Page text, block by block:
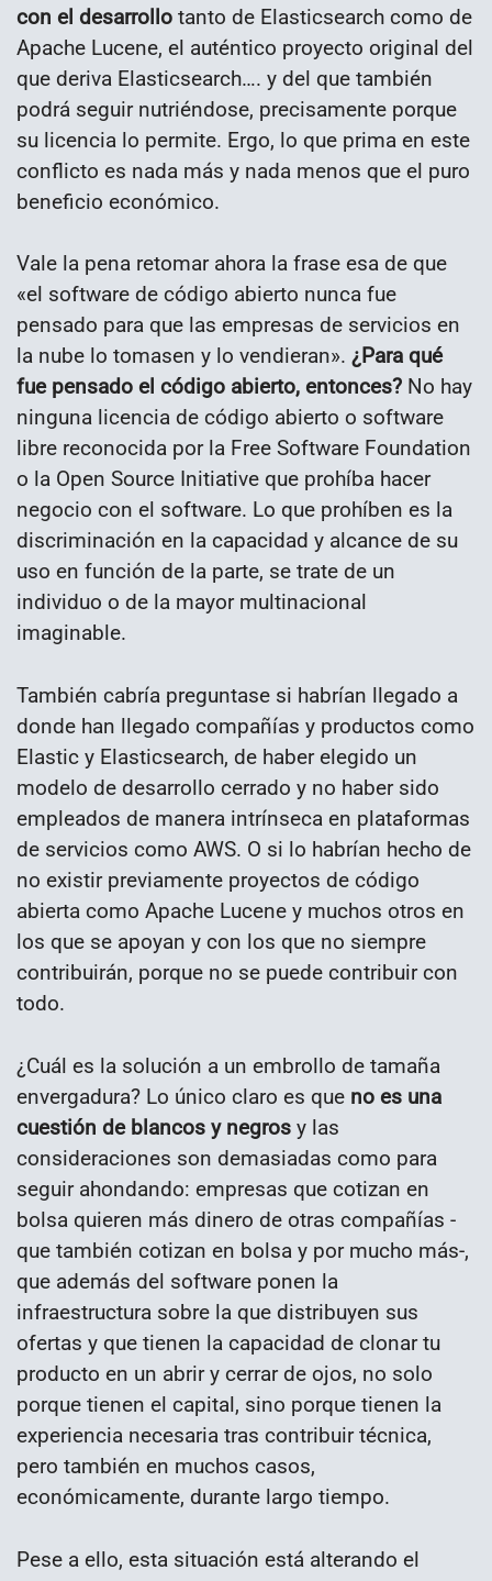
con el desarrollo tanto de Elasticsearch como de
Apache Lucene, el auténtico proyecto original del
que deriva Elasticsearch…. y del que también
podrá seguir nutriéndose, precisamente porque
su licencia lo permite. Ergo, lo que prima en este
conflicto es nada más y nada menos que el puro
beneficio económico.
Vale la pena retomar ahora la frase esa de que
«el software de código abierto nunca fue
pensado para que las empresas de servicios en
la nube lo tomasen y lo vendieran». ¿Para qué
fue pensado el código abierto, entonces? No hay
ninguna licencia de código abierto o software
libre reconocida por la Free Software Foundation
o la Open Source Initiative que prohíba hacer
negocio con el software. Lo que prohíben es la
discriminación en la capacidad y alcance de su
uso en función de la parte, se trate de un
individuo o de la mayor multinacional
imaginable.
También cabría preguntase si habrían llegado a
donde han llegado compañías y productos como
Elastic y Elasticsearch, de haber elegido un
modelo de desarrollo cerrado y no haber sido
empleados de manera intrínseca en plataformas
de servicios como AWS. O si lo habrían hecho de
no existir previamente proyectos de código
abierta como Apache Lucene y muchos otros en
los que se apoyan y con los que no siempre
contribuirán, porque no se puede contribuir con
todo.
¿Cuál es la solución a un embrollo de tamaña
envergadura? Lo único claro es que no es una
cuestión de blancos y negros y las
consideraciones son demasiadas como para
seguir ahondando: empresas que cotizan en
bolsa quieren más dinero de otras compañías -
que también cotizan en bolsa y por mucho más-,
que además del software ponen la
infraestructura sobre la que distribuyen sus
ofertas y que tienen la capacidad de clonar tu
producto en un abrir y cerrar de ojos, no solo
porque tienen el capital, sino porque tienen la
experiencia necesaria tras contribuir técnica,
pero también en muchos casos,
económicamente, durante largo tiempo.
Pese a ello, esta situación está alterando el